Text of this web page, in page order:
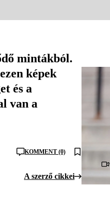
mintákból.
képek
és a
van a
KOMMENT (0)
A szerző cikkei